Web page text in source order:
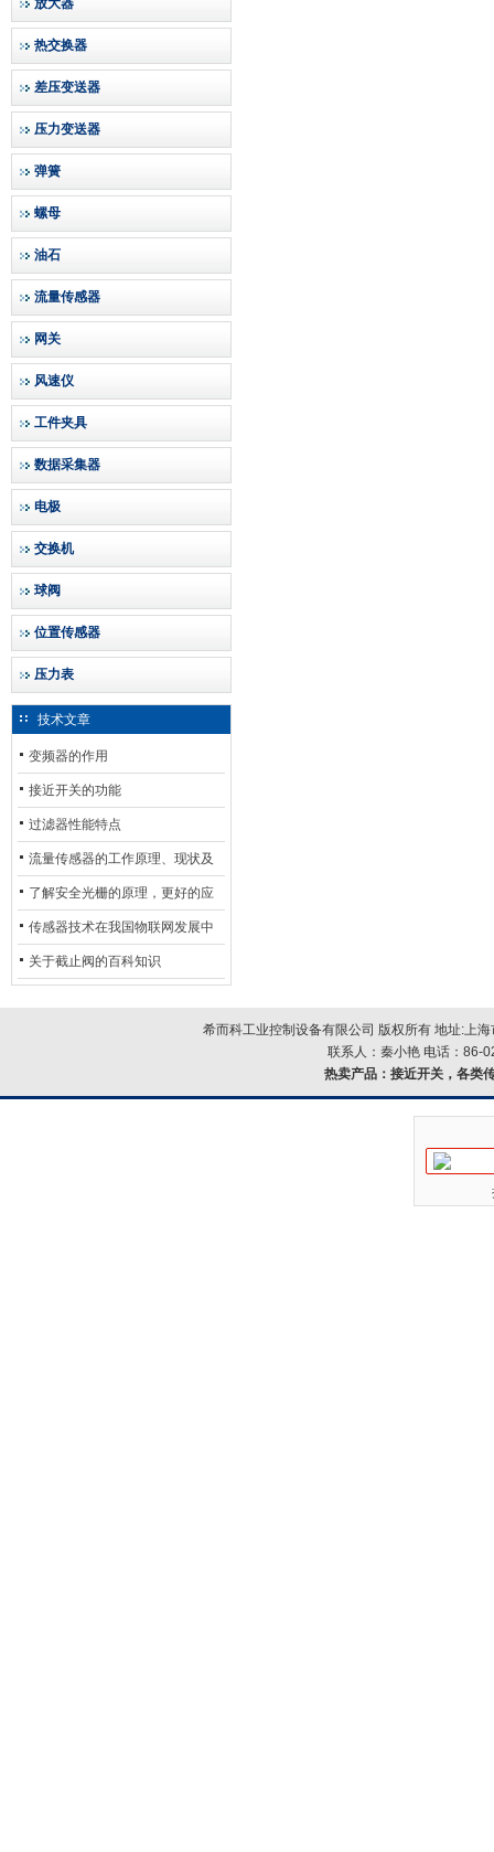
放大器
热交换器
差压变送器
压力变送器
弹簧
螺母
油石
流量传感器
网关
风速仪
工件夹具
数据采集器
电极
交换机
球阀
位置传感器
压力表
技术文章
变频器的作用
接近开关的功能
过滤器性能特点
流量传感器的工作原理、现状及
其发展前景
了解安全光栅的原理，更好的应
用安全光栅
传感器技术在我国物联网发展中
的地位*
关于截止阀的百科知识
希而科工业控制设备有限公司 版权所有 地址:上
联系人：秦小艳 电话：86-
热卖产品： 接近开关，各类